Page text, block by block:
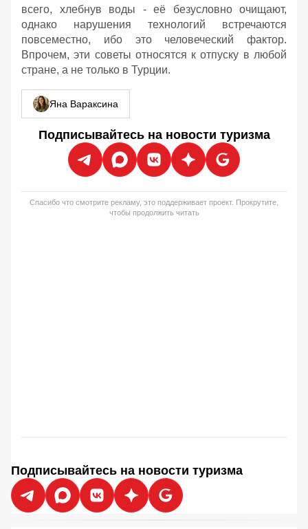
всего, хлебнув воды - её безусловно очищают,
однако нарушения технологий встречаются
повсеместно, ибо это человеческий фактор.
Впрочем, эти советы относятся к отпуску в любой
стране, а не только в Турции.
Яна Вараксина
Подписывайтесь на новости туризма
Спасибо что смотрите рекламу, это поддерживает проект. Прокрутите,
чтобы продолжить читать
Подписывайтесь на новости туризма